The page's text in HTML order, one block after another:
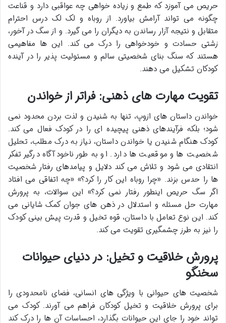
حریص می آموزد که طمع و زیاده خواهی چه عواقبی دارد و قناعت
چگونه می تواند آرامش بیاورد. از روباه و لک لک درس احترام
متقابل و نتیجه آزار رساندن به دیگران را می گیرد. و از سگ در آخور،
زشتی حسادت و خودخواهی را درک می کند. این ها مفاهیمی
هستند که سنگ بنای شخصیتی سالم و مسئولیت پذیر را در آینده
کودکان تشکیل می دهند.
تقویت مهارت های ذهنی: فراتر از خواندن
خواندن داستان های ازوپ، تنها به شنیدن و لذت بردن محدود نمی
شود؛ بلکه فرآیندهای ذهنی پیچیده ای را در کودک فعال می کند.
کودک هنگام شنیدن یا خواندن داستان، نیاز به درک مطلب، تحلیل
شخصیت ها و موقعیت ها دارد. او به طور ناخودآگاه درگیر تفکر
انتقادی می شود و تلاش می کند دلایل و پیامدهای رفتار شخصیت
ها را حدس بزند. «چرا روباه این کار را کرد؟» «چه اتفاقی می افتاد
اگر سگ حریص اینطور رفتار نمی کرد؟» این سوالات، به پرورش
مهارت حل مسئله و استدلال در ذهن های جوان کمک شایانی می
کند. این نوع تعامل با داستان، قوه تخیل و قدرت پیش بینی کودک
را نیز به طرز چشمگیری تقویت می کند.
پرورش خلاقیت و تخیل: در دنیای حیوانات
سخنگو
شخصیت های حیوانی با ویژگی های انسانی، فضای نامحدودی را
برای پرورش خلاقیت و تخیل کودکان فراهم می آورند. کودک می
تواند خود را جای این حیوانات بگذارد، احساسات آن ها را درک کند